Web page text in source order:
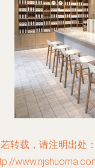
转载，请注明出处：